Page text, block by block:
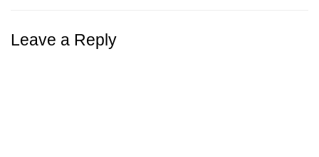
Leave a Reply